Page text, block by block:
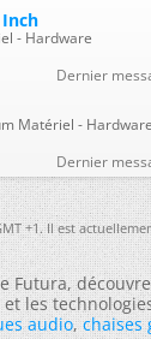
- Hardware
Dernier
Matériel - Hardware
Dernier
+1. Il est
Futura,
les
audio,chaises